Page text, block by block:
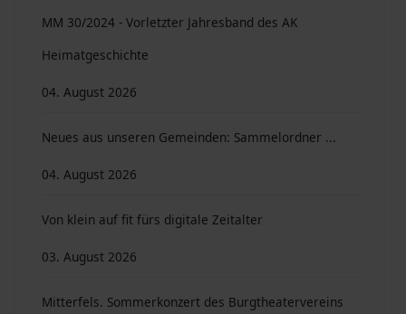
MM 30/2024 - Vorletzter Jahresband des AK
Heimatgeschichte
04. August 2026
Neues aus unseren Gemeinden: Sammelordner ...
04. August 2026
Von klein auf fit fürs digitale Zeitalter
03. August 2026
Mitterfels. Sommerkonzert des Burgtheatervereins